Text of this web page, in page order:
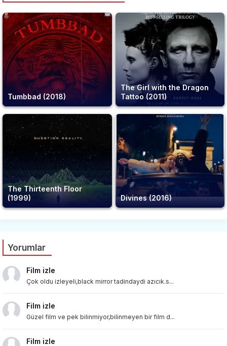
Tumbbad (2018)
The Girl with the Dragon
Tattoo (2011)
The Thirteenth Floor
(1999)
Divines (2016)
Yorumlar
Film izle
Çok oldu izleyeli,black mirror tadindaydi azıcık.s...
Film izle
Güzel film ve pek bilinmiyor,bilinmeyen bir film d...
Film izle